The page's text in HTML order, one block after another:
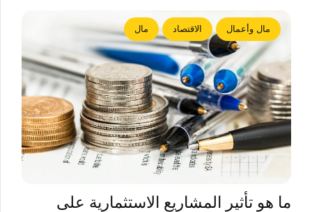
مال وأعمال الاقتصاد مال
ما هو تأثير المشاريع الاستثمارية على